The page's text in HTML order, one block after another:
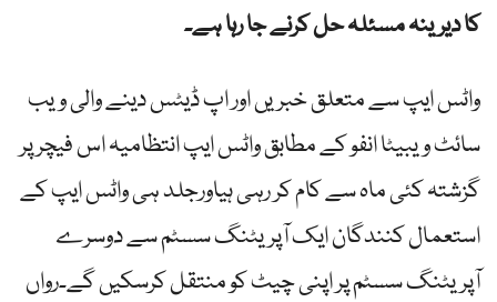
کا دیرینہ مسئلہ حل کرنے جا رہا ہے۔
واٹس ایپ سے متعلق خبریں اور اپ ڈیٹس دینے والی ویب
سائٹ ویبیٹا انفو کے مطابق واٹس ایپ انتظامیہ اس فیچر پر
گزشتہ کئی ماہ سے کام کر رہی ہیاورجلد ہی واٹس ایپ کے
استعمال کنندگان ایک آپریٹنگ سسٹم سے دوسرے
آپریٹنگ سسٹم پر اپنی چیٹ کو منتقل کرسکیں گے۔رواں